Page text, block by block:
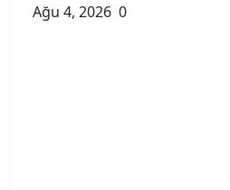
Ağu 4, 2026 0